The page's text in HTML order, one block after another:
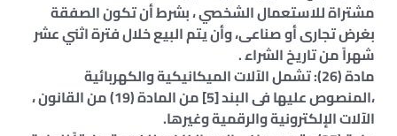
مشتراة للاستعمال الشخصي ، بشرط أن تكون الصفقة
بغرض تجارى أو صناعى، وأن يتم البيع خلال فترة اثني عشر
شهراً من تاريخ الشراء .
مادة (26): تشمل الآلات الميكانيكية والكهربائية
،المنصوص عليها فى البند [5] من المادة (19) من القانون ،
الآلات الإلكترونية والرقمية وغيرها.